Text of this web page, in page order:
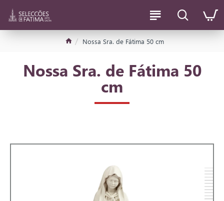
Nossa Sra. de Fátima 50 cm
Nossa Sra. de Fátima 50
cm